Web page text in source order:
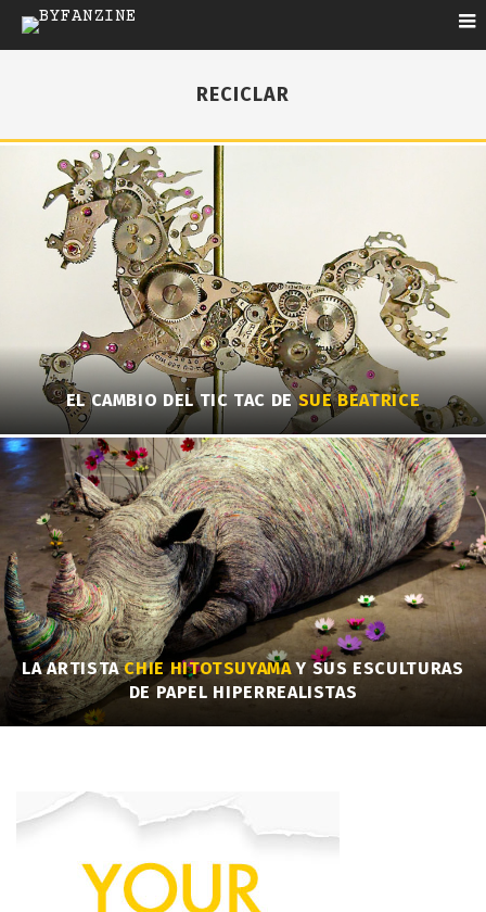
RECICLAR
EL CAMBIO DEL TIC TAC DESUE BEATRICE
LA ARTISTACHIE HITOTSUYAMAY SUS ESCULTURAS
DE PAPEL HIPERREALISTAS